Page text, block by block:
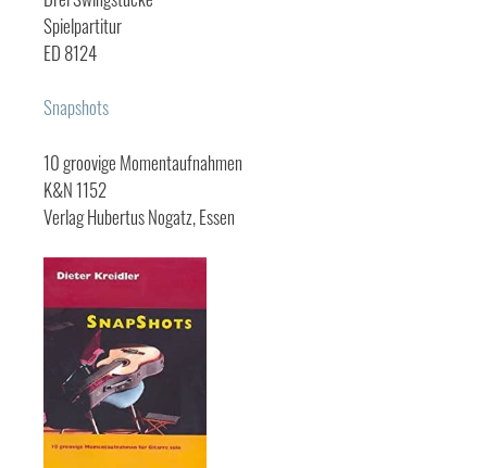
Spielpartitur
ED 8124
Snapshots
10 groovige Momentaufnahmen
K&N 1152
Verlag Hubertus Nogatz, Essen